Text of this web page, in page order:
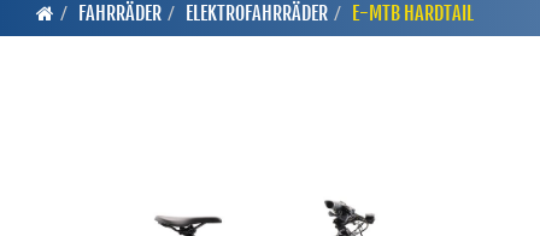
FAHRRÄDER ELEKTROFAHRRÄDER E-MTB HARDTAIL